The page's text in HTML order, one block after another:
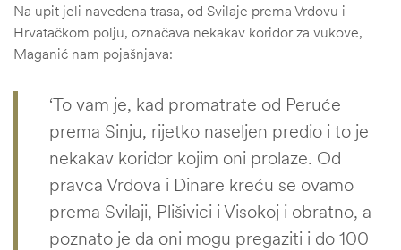
Na upit jeli navedena trasa, od Svilaje prema Vrdovu i
Hrvatačkom polju, označava nekakav koridor za vukove,
Maganić nam pojašnjava:
‘To vam je, kad promatrate od Peruće
prema Sinju, rijetko naseljen predio i to je
nekakav koridor kojim oni prolaze. Od
pravca Vrdova i Dinare kreću se ovamo
prema Svilaji, Plišivici i Visokoj i obratno, a
poznato je da oni mogu pregaziti i do 100